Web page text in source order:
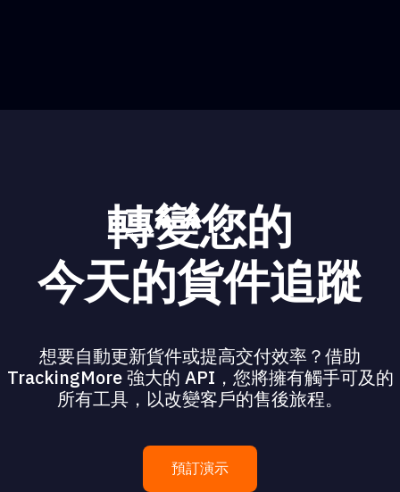
轉變您的
今天的貨件追蹤
想要自動更新貨件或提高交付效率？借助
TrackingMore 強大的 API，您將擁有觸手可及的
所有工具，以改變客戶的售後旅程。
預訂演示